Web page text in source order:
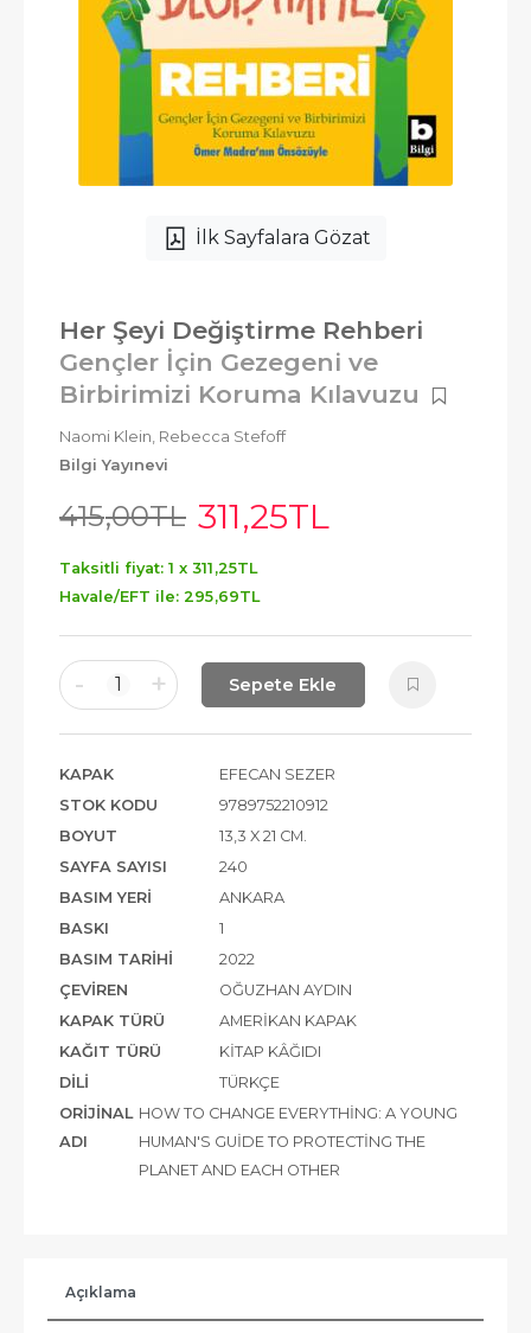
İlk Sayfalara Gözat
Her Şeyi Değiştirme Rehberi
Gençler İçin Gezegeni ve
Birbirimizi Koruma Kılavuzu
Naomi Klein, Rebecca Stefoff
Bilgi Yayınevi
415,00TL 311,25TL
Taksitli fiyat: 1 x 311 ,25TL
Havale/EFT ile: 295,69TL
- 1 + Sepete Ekle
KAPAK
EFECAN SEZER
STOK KODU
9789752210912
BOYUT
13,3 X 21 CM.
SAYFA SAYISI
240
BASIM YERI
ANKARA
BASKI
1
BASIM TARIHI
2022
ÇEVIREN
OĞUZHAN AYDIN
KAPAK TÜRÜ
AMERIKAN KAPAK
KAĞIT TÜRÜ
KITAP KÂĞIDI
DILI
TÜRKÇE
ORIJINAL
ADI
HOW TO CHANGE EVERYTHING: A YOUNG
HUMAN'S GUIDE TO PROTECTING THE
PLANET AND EACH OTHER
Açıklama